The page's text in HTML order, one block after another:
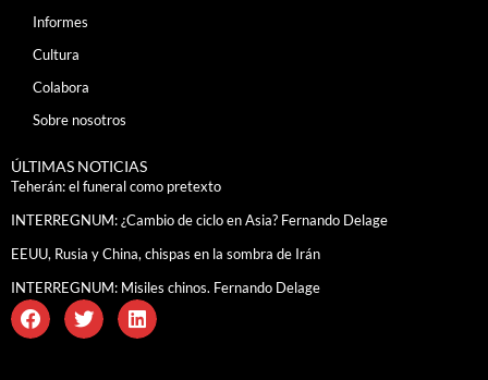
Informes
Cultura
Colabora
Sobre nosotros
ÚLTIMAS NOTICIAS
Teherán: el funeral como pretexto
INTERREGNUM: ¿Cambio de ciclo en Asia? Fernando Delage
EEUU, Rusia y China, chispas en la sombra de Irán
INTERREGNUM: Misiles chinos. Fernando Delage